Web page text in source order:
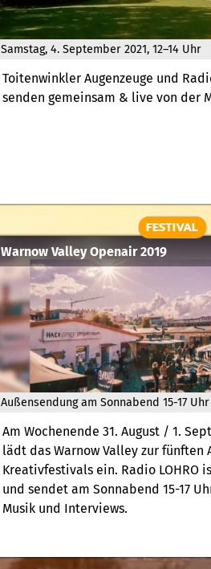
Samstag, 4. September 2021, 12–14 Uhr
Toitenwinkler Augenzeuge und
senden gemeinsam & live von der
Außensendung am Sonnabend 15-17 Uhr
Warnow Valley Openair 2019
FESTIVAL
Am Wochenende 31. August / 1.
lädt das Warnow Valley zur fünften
Kreativfestivals ein. Radio LOHRO
und sendet am Sonnabend 15-17
Musik und Interviews.